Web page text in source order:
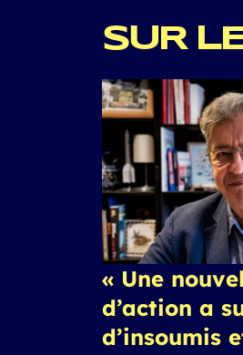
SUR
« Une
d’action a
d’insoumis